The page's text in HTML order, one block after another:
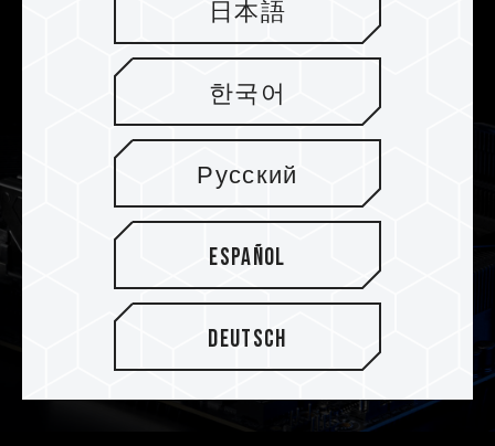
Klick eine stabile Übertaktung sowohl auf Intel-
als auch auf AMD-Plattformen genießen
日本語
한국어
Русский
Español
Deutsch